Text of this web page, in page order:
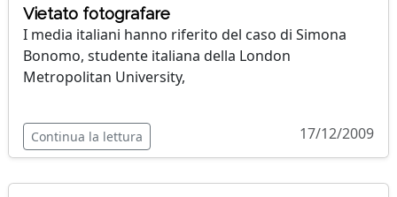
Vietato fotografare
I media italiani hanno riferito del caso di Simona
Bonomo, studente italiana della London
Metropolitan University,
Continua la lettura 17/12/2009